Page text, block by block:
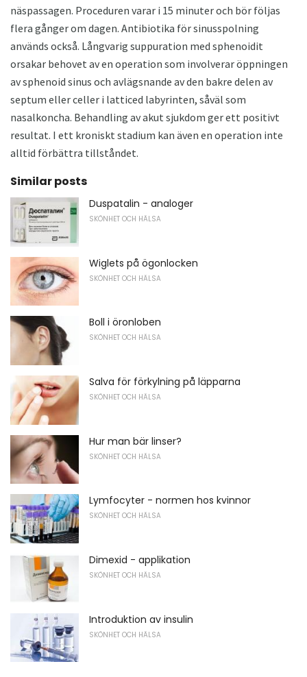
näspassagen. Proceduren varar i 15 minuter och bör följas
flera gånger om dagen. Antibiotika för sinusspolning
används också. Långvarig suppuration med sphenoidit
orsakar behovet av en operation som involverar öppningen
av sphenoid sinus och avlägsnande av den bakre delen av
septum eller celler i latticed labyrinten, såväl som
nasalkoncha. Behandling av akut sjukdom ger ett positivt
resultat. I ett kroniskt stadium kan även en operation inte
alltid förbättra tillståndet.
Similar posts
Duspatalin - analoger
SKÖNHET OCH HÄLSA
Wiglets på ögonlocken
SKÖNHET OCH HÄLSA
Boll i öronloben
SKÖNHET OCH HÄLSA
Salva för förkylning på läpparna
SKÖNHET OCH HÄLSA
Hur man bär linser?
SKÖNHET OCH HÄLSA
Lymfocyter - normen hos kvinnor
SKÖNHET OCH HÄLSA
Dimexid - applikation
SKÖNHET OCH HÄLSA
Introduktion av insulin
SKÖNHET OCH HÄLSA